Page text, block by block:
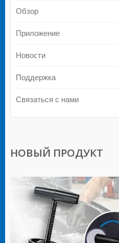
Обзор
Приложение
Новости
Поддержка
Связаться с нами
НОВЫЙ ПРОДУКТ